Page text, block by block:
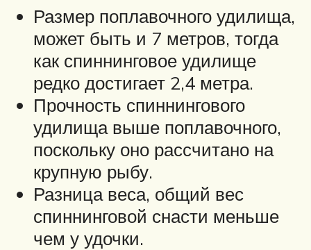
Размер поплавочного удилища,
может быть и 7 метров, тогда
как спиннинговое удилище
редко достигает 2,4 метра.
Прочность спиннингового
удилища выше поплавочного,
поскольку оно рассчитано на
крупную рыбу.
Разница веса, общий вес
спиннинговой снасти меньше
чем у удочки.